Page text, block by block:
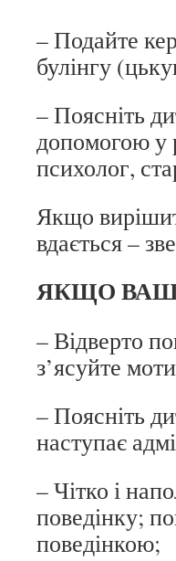
– Подайте
булінгу
– Поясніть
допомогою у
психолог,
Якщо
вдається –
ЯКЩО
– Відверто
з’ясуйте
– Поясніть
наступає
– Чітко і
поведінку;
поведінкою;